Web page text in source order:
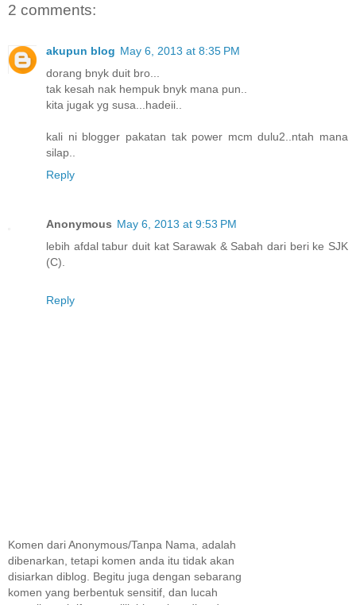
2 comments:
akupun blog May 6, 2013 at 8:35 PM
dorang bnyk duit bro...
tak kesah nak hempuk bnyk mana pun..
kita jugak yg susa...hadeii..
kali ni blogger pakatan tak power mcm dulu2..ntah mana
silap..
Reply
Anonymous May 6, 2013 at 9:53 PM
lebih afdal tabur duit kat Sarawak & Sabah dari beri ke SJK
(C).
Reply
Komen dari Anonymous/Tanpa Nama, adalah
dibenarkan, tetapi komen anda itu tidak akan
disiarkan diblog. Begitu juga dengan sebarang
komen yang berbentuk sensitif, dan lucah